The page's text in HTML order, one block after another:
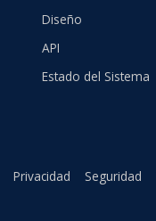
Diseño
API
Estado del Sistema
Privacidad Seguridad